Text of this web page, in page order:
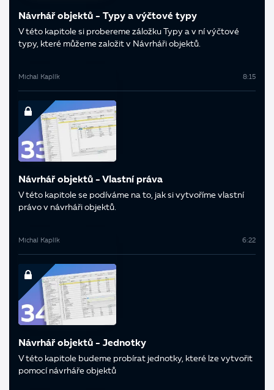
Návrhář objektů - Typy a výčtové typy
V této kapitole si probereme záložku Typy a v ní výčtové
typy, které můžeme založit v Návrháři objektů.
Michal Kaplík 8:15
Návrhář objektů - Vlastní práva
V této kapitole se podíváme na to, jak si vytvoříme vlastní
právo v návrháři objektů.
Michal Kaplík 6:22
Návrhář objektů - Jednotky
V této kapitole budeme probírat jednotky, které lze vytvořit
pomocí návrháře objektů